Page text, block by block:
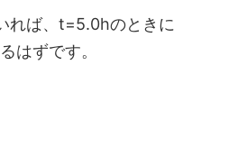
れば、t=5.0hのときに
はずです。